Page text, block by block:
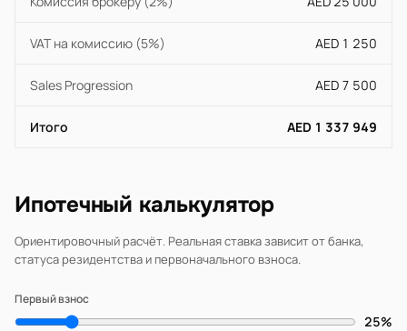
VAT на комиссию (5%) AED 1 250
Sales Progression AED 7 500
Итого AED 1 337 949
Ипотечный калькулятор
Ориентировочный расчёт. Реальная ставка зависит от банка,
статуса резидентства и первоначального взноса.
Первый взнос
25%